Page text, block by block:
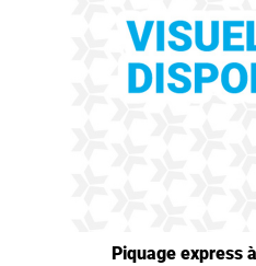
Piquage express